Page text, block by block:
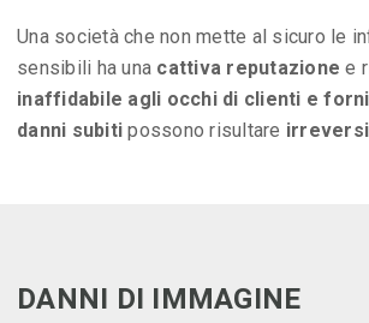
Una società che non mette al sicuro le
sensibili ha una cattiva reputazione e
inaffidabile agli occhi di clienti e
danni subiti possono risultare
DANNI DI IMMAGINE